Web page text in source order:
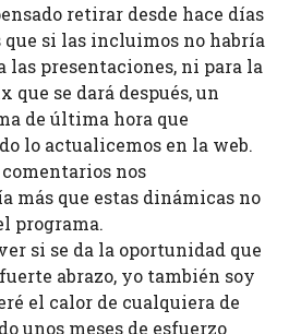
retirar desde hace días
que si las incluimos no habría
presentaciones, ni para la
se dará después, un
de última hora que
lo actualicemos en la web.
nos
más que estas dinámicas no
programa.
si se da la oportunidad que
abrazo, yo también soy
el calor de cualquiera de
unos meses de esfuerzo